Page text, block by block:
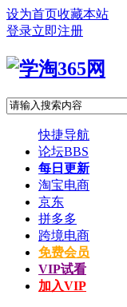
设为首页收藏本站
登录立即注册
快捷导航
论坛BBS
每日更新
淘宝电商
京东
拼多多
跨境电商
免费会员
VIP试看
加入VIP